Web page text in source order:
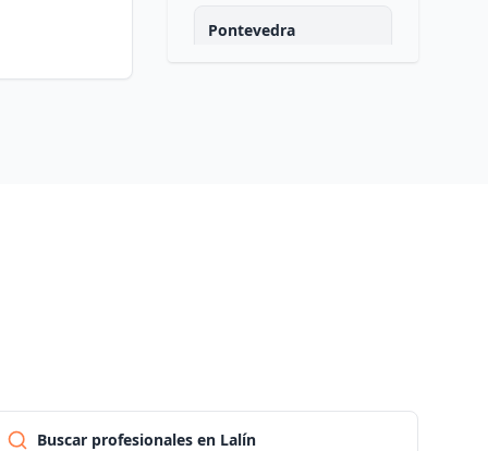
Pontevedra
Soria
Buscar profesionales en Lalín